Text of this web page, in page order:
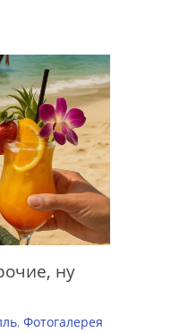
ну
,Фотогалерея